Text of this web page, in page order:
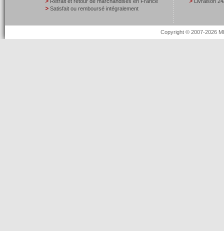
Satisfait ou remboursé intégralement
Copyright © 2007-2026